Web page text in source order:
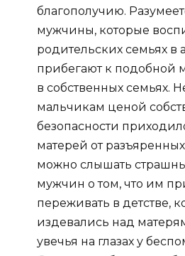
благополучию.
мужчины, которые
родительских семьях в
прибегают к подобной
в собственных семьях.
мальчикам ценой
безопасности
матерей от
можно слышать
мужчин о том, что им
переживать в детстве,
издевались над
увечья на глазах у